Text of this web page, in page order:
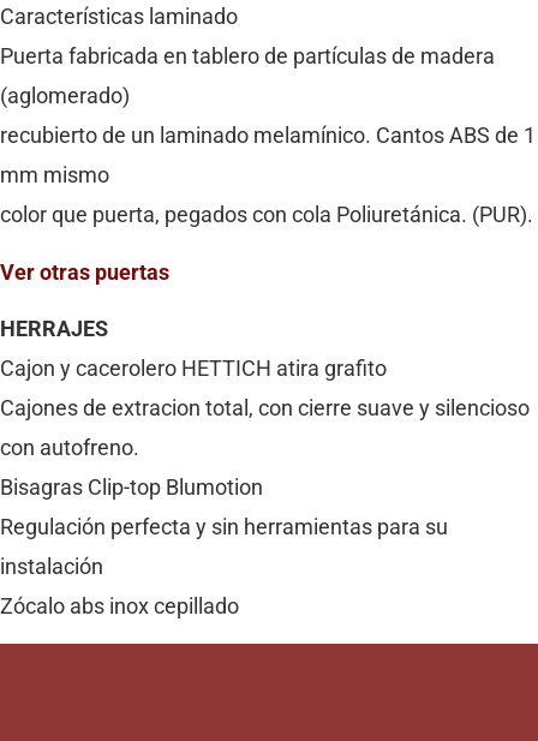
Características laminado
Puerta fabricada en tablero de partículas de madera
(aglomerado)
recubierto de un laminado melamínico. Cantos ABS de 1
mm mismo
color que puerta, pegados con cola Poliuretánica. (PUR).
Ver otras puertas
HERRAJES
Cajon y cacerolero HETTICH atira grafito
Cajones de extracion total, con cierre suave y silencioso
con autofreno.
Bisagras Clip-top Blumotion
Regulación perfecta y sin herramientas para su
instalación
Zócalo abs inox cepillado